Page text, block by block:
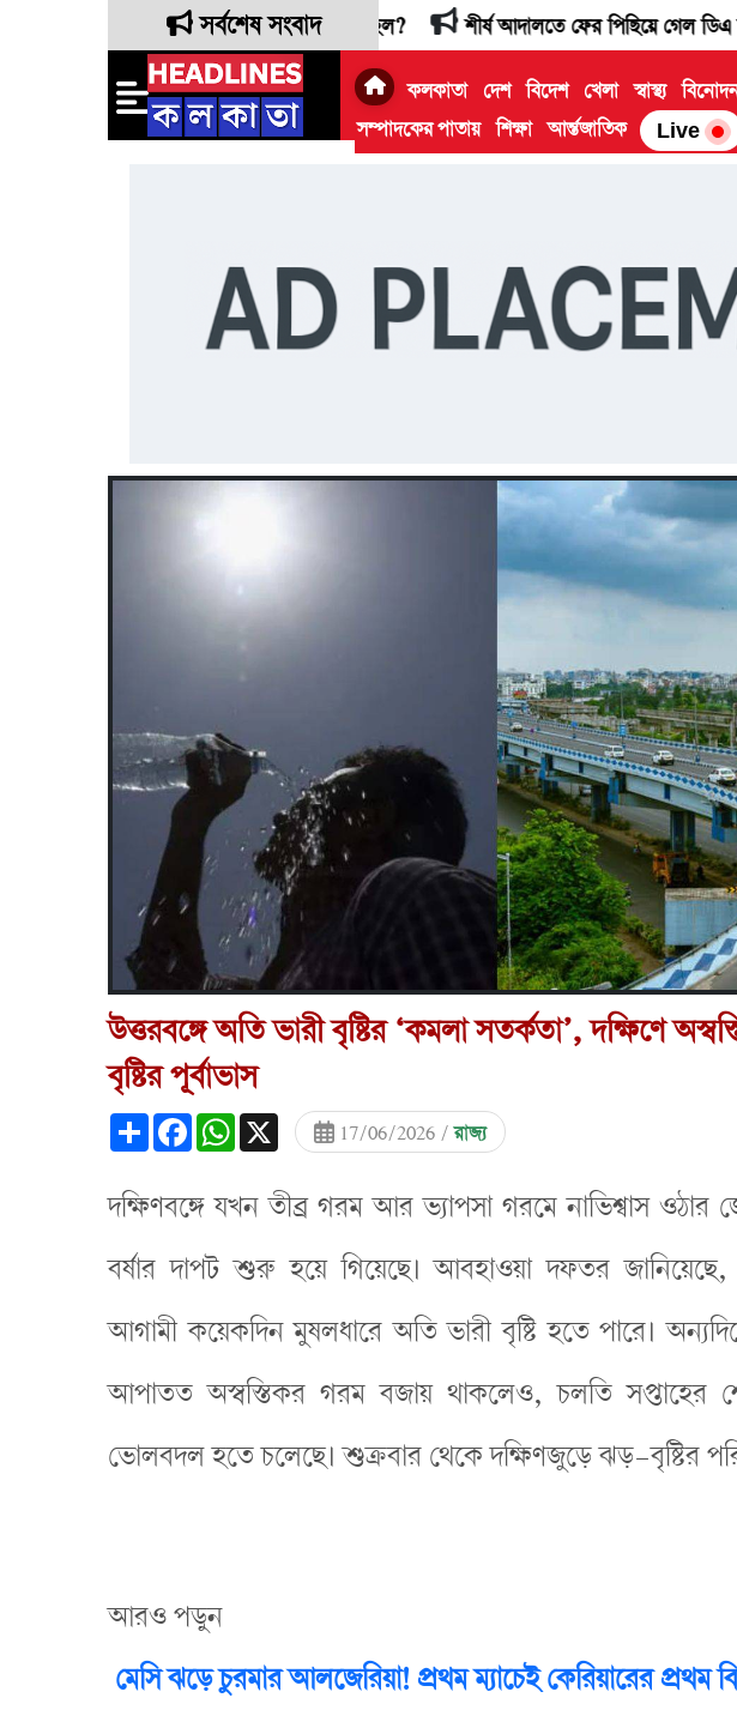
সর্বশেষ সংবাদ
প্রশ্ন তুলল রাজ্য, হাইকোর্টে কী হল? শীর্ষ আদালতে ফের পিছিয়ে গেল ডিএ মামলার
কলকাতা দেশ বিদেশ খেলা স্বাস্থ্য
সম্পাদকের পাতায় শিক্ষা আর্ন্তজাতিক Live
উত্তরবঙ্গে অতি ভারী বৃষ্টির ‘কমলা সতর্কতা’, দক্ষিণে
বৃষ্টির পূর্বাভাস
Share FacebookWhatsApp 17/06/2026 /রাজ্য
দক্ষিণবঙ্গে যখন তীব্র গরম আর ভ্যাপসা গরমে নাভিশ্বাস
বর্ষার দাপট শুরু হয়ে গিয়েছে। আবহাওয়া দফতর
আগামী কয়েকদিন মুষলধারে অতি ভারী বৃষ্টি হতে পারে।
আপাতত অস্বস্তিকর গরম বজায় থাকলেও, চলতি সপ্তাহের
ভোলবদল হতে চলেছে। শুক্রবার থেকে দক্ষিণজুড়ে ঝড়-বৃষ্টির
আরও পড়ুন
মেসি ঝড়ে চুরমার আলজেরিয়া! প্রথম ম্যাচেই কেরিয়ারের প্রথম